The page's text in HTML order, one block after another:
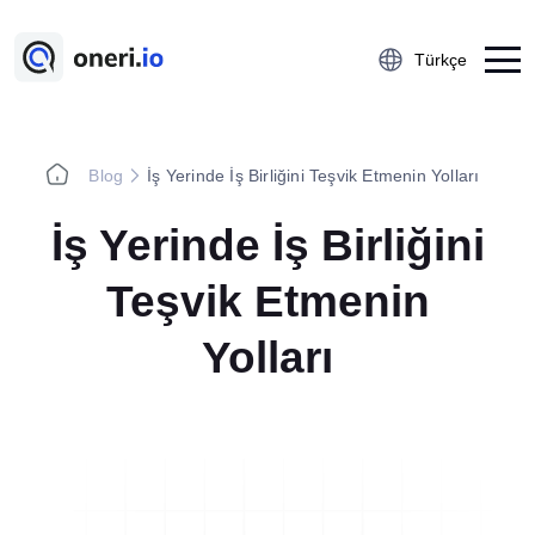
Türkçe
Platform
Çalışan Öneri Sistemi
5S Denetim Yönetimi
Önce-Sonra Kaizen
Blog İş Yerinde İş Birliğini Teşvik Etmenin Yolları
İş Yerinde İş Birliğini
Teşvik Etmenin
Yolları